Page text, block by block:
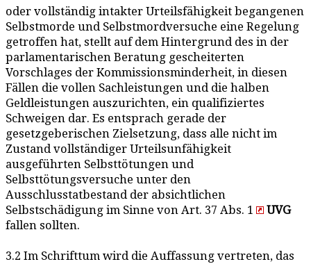
oder vollständig intakter Urteilsfähigkeit begangenen
Selbstmorde und Selbstmordversuche eine Regelung
getroffen hat, stellt auf dem Hintergrund des in der
parlamentarischen Beratung gescheiterten
Vorschlages der Kommissionsminderheit, in diesen
Fällen die vollen Sachleistungen und die halben
Geldleistungen auszurichten, ein qualifiziertes
Schweigen dar. Es entsprach gerade der
gesetzgeberischen Zielsetzung, dass alle nicht im
Zustand vollständiger Urteilsunfähigkeit
ausgeführten Selbsttötungen und
Selbsttötungsversuche unter den
Ausschlusstatbestand der absichtlichen
Selbstschädigung im Sinne von Art. 37 Abs. 1
UVG
fallen sollten.
3.2 Im Schrifttum wird die Auffassung vertreten, das